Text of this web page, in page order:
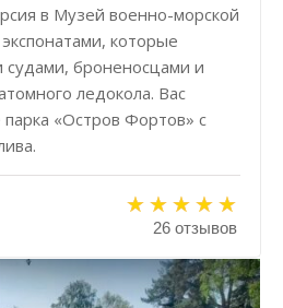
в Музей военно-морской
которые
судами, броненосцами и
ледокола. Вас
«Остров Фортов» с
26 отзывов